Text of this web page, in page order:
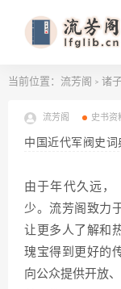
当前位置： 流芳阁 > 诸
流芳阁 史书资
中国近代军阀史词
由于年代久远，
少。流芳阁致力
让更多人了解和
瑰宝得到更好的
向公众提供开放